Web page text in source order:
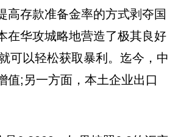
高存款准备金率的方式剥夺国
在华攻城略地营造了极其良好
可以轻松获取暴利。迄今，中
值;另一方面，本土企业出口